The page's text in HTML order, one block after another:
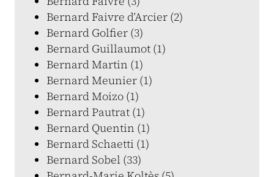
Bernard Faivre d’Arcier (2)
Bernard Golfier (3)
Bernard Guillaumot (1)
Bernard Martin (1)
Bernard Meunier (1)
Bernard Moizo (1)
Bernard Pautrat (1)
Bernard Quentin (1)
Bernard Schaetti (1)
Bernard Sobel (33)